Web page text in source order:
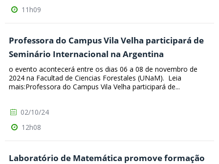
11h09
Professora do Campus Vila Velha participará de
Seminário Internacional na Argentina
o evento acontecerá entre os dias 06 a 08 de novembro de
2024 na Facultad de Ciencias Forestales (UNaM). Leia
mais:Professora do Campus Vila Velha participará de...
02/10/24
12h08
Laboratório de Matemática promove formação